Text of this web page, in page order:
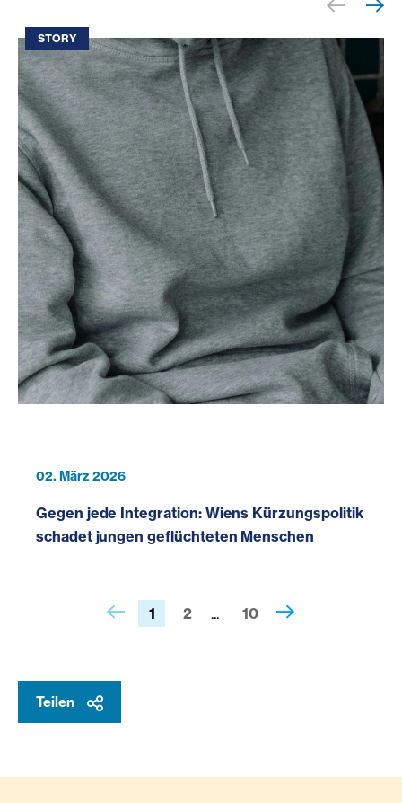
STORY
02. März 2026
Gegen jede Integration: Wiens Kürzungspolitik
schadet jungen geflüchteten Menschen
1 2 10
Teilen